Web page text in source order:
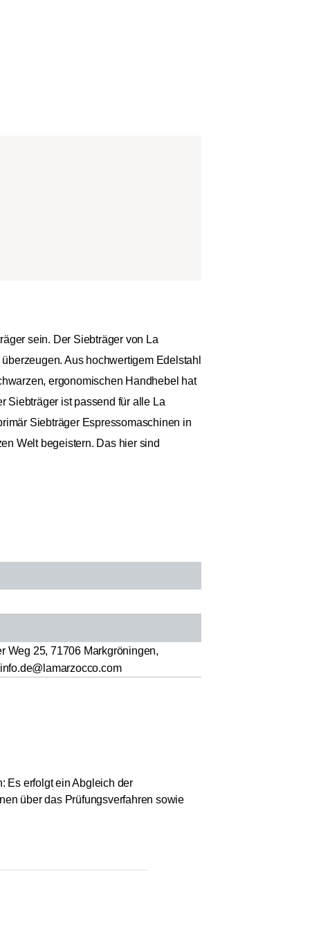
sein. Der Siebträger von La
Aus hochwertigem Edelstahl
ergonomischen Handhebel hat
Siebträger ist passend für alle La
Siebträger Espressomaschinen in
Welt begeistern. Das hier sind
Weg 25, 71706 Markgröningen,
Es erfolgt ein Abgleich der
über das Prüfungsverfahren sowie